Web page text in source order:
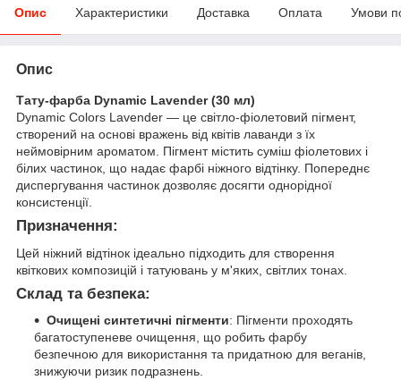
Опис Характеристики Доставка Оплата Умови
Опис
Тату-фарба Dynamic Lavender (30 мл)
Dynamic Colors Lavender — це світло-фіолетовий пігмент,
створений на основі вражень від квітів лаванди з їх
неймовірним ароматом. Пігмент містить суміш фіолетових і
білих частинок, що надає фарбі ніжного відтінку. Попереднє
диспергування частинок дозволяє досягти однорідної
консистенції.
Призначення:
Цей ніжний відтінок ідеально підходить для створення
квіткових композицій і татуювань у м'яких, світлих тонах.
Склад та безпека:
Очищені синтетичні пігменти: Пігменти проходять
багатоступеневе очищення, що робить фарбу
безпечною для використання та придатною для веганів,
знижуючи ризик подразнень.